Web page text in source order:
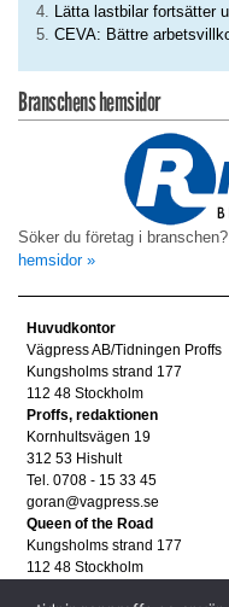
Lätta lastbilar fortsätter
CEVA: Bättre
Branschens hemsidor
Söker du företag i
hemsidor »
Huvudkontor
Vägpress AB/Tidningen Proffs
Kungsholms strand 177
112 48 Stockholm
Proffs, redaktionen
Kornhultsvägen 19
312 53 Hishult
Tel. 0708 - 15 33 45
goran@vagpress.se
Queen of the Road
Kungsholms strand 177
112 48 Stockholm